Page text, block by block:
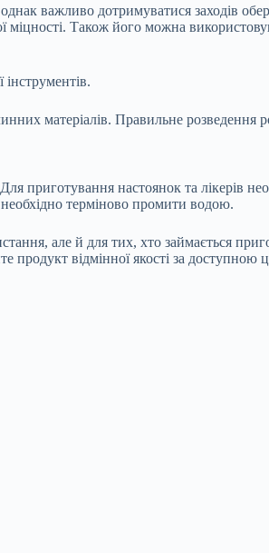
важливо дотримуватися заходів
Також його можна
інструментів.
матеріалів. Правильне розведення
настоянок та лікерів
терміново промити водою.
але й для тих, хто займається
продукт відмінної якості за доступною